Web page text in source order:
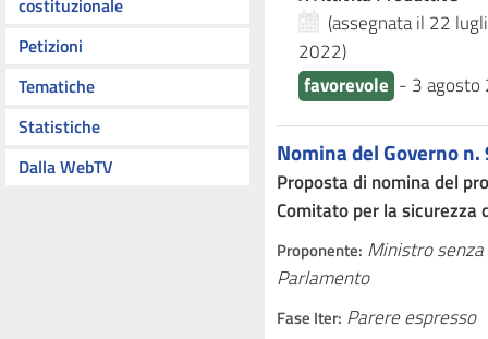
costituzionale
Petizioni
Tematiche
Statistiche
Dalla WebTV
(assegnata il 22
2022)
favorevole - 3
Nomina del Governo n.
Proposta di nomina del
Comitato per la sicurezza
Proponente: Ministro
Parlamento
Fase Iter: Parere espresso